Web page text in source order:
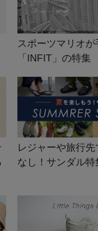
スポーツマリオ
「INFIT」の特集
レジャーや旅行
なし！サンダル特